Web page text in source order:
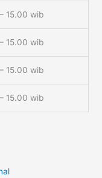
15.00 wib
15.00 wib
15.00 wib
15.00 wib